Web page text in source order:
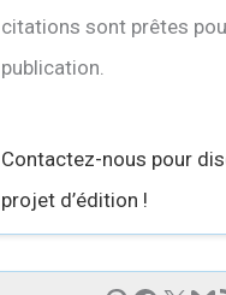
citations sont prêtes
publication.
Contactez-nous pour
projet d’édition !